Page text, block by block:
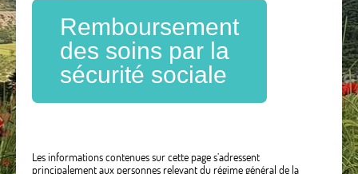
Remboursement
des soins par la
sécurité sociale
Les informations contenues sur cette page s’adressent
principalement aux personnes relevant du régime général de la